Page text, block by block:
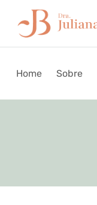
Home Sobre